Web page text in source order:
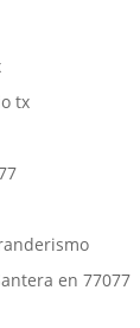
tx
en 77077